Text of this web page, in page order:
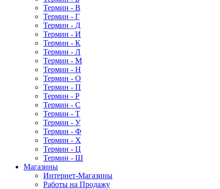
Термин - В
Термин - Г
Термин - Д
Термин - И
Термин - К
Термин - Л
Термин - М
Термин - Н
Термин - О
Термин - П
Термин - Р
Термин - С
Термин - Т
Термин - У
Термин - Ф
Термин - Х
Термин - Ц
Термин - Ш
Магазины
Интернет-Магазины
Работы на Продажу